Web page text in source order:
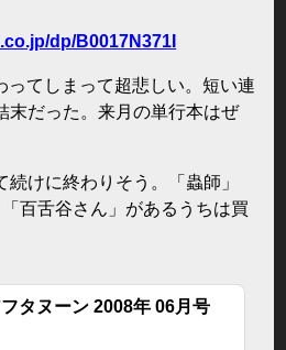
dp/B0017N371I
ってしまって超悲しい。短い連
末だった。来月の単行本はぜ
けに終わりそう。「蟲師」
百舌谷さん」があるうちは買
タヌーン 2008年 06月号